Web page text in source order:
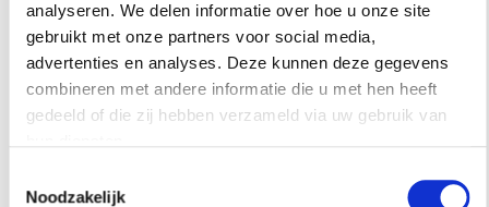
analyseren. We delen informatie over hoe u onze site
gebruikt met onze partners voor social media,
advertenties en analyses. Deze kunnen deze gegevens
combineren met andere informatie die u met hen heeft
gedeeld of die zij hebben verzameld via uw gebruik van
Noodzakelijk
INSPIRATIE